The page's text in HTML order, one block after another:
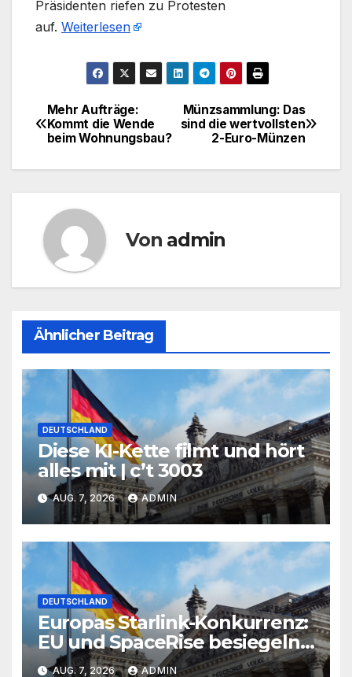
Präsidenten riefen zu Protesten
auf. Weiterlesen
Beitragsnavigation
Münzsammlung: Das
sind die wertvollsten
2-Euro-Münzen
Mehr Aufträge:
Kommt die Wende
beim Wohnungsbau?
Von admin
Ähnlicher Beitrag
DEUTSCHLAND
Diese KI-Kette filmt und hört
alles mit | c’t 3003
AUG. 7, 2026 ADMIN
DEUTSCHLAND
Europas Starlink-Konkurrenz:
EU und SpaceRise besiegeln
Ausbau von IRIS²
AUG. 7, 2026 ADMIN